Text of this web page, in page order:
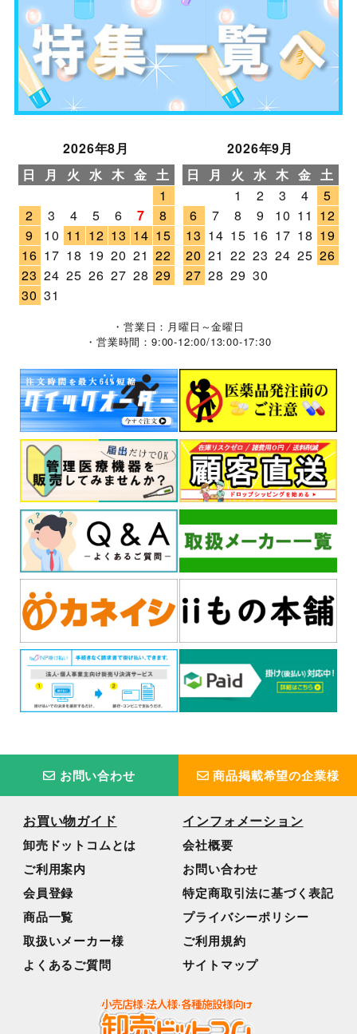
2026年8月
日
月 火 水 木 金 土
1
2
3 4 5 6 7
8
9
10 11 12 13 14 15
16 17 18 19 20 21 22
23 24 25 26 27 28 29
30 31
2026年9月
日
月 火 水 木 金 土
1
2 3 4
5
6
7 8 9 10 11 12
13 14 15 16 17 18 19
20 21 22 23 24 25 26
27 28 29 30
・営業日：月曜日～金曜日
・営業時間：9:00-12:00/13:00-17:30
お問い合わせ 商品掲載希望の企業様
お買い物ガイド
卸売ドットコムとは
ご利用案内
会員登録
商品一覧
取扱いメーカー様
よくあるご質問
インフォメーション
会社概要
お問い合わせ
特定商取引法に基づく表記
プライバシーポリシー
ご利用規約
サイトマップ